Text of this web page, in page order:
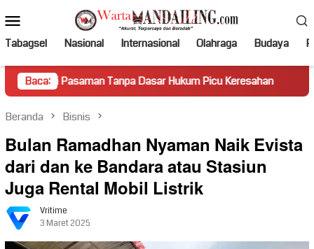
ke
kontenMobile
Tabagsel Nasional Internasional Olahraga Budaya
Baca:Tanpa Dasar Hukum Picu Keresahan Truk Miring
Beranda Bisnis
Bulan Ramadhan Nyaman Naik Evista
dari dan ke Bandara atau Stasiun
Juga Rental Mobil Listrik
Vritime
3 Maret 2025